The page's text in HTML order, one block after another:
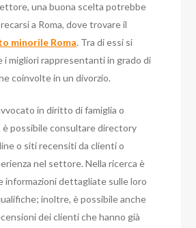
una buona scelta potrebbe
a Roma, dove trovare il
minorile Roma. Tra di essi si
i migliori rappresentanti in grado di
coinvolte in un divorzio.
in diritto di famiglia o
è possibile consultare directory
o siti recensiti da clienti o
nel settore. Nella ricerca è
informazioni dettagliate sulle loro
inoltre, è possibile anche
dei clienti che hanno già